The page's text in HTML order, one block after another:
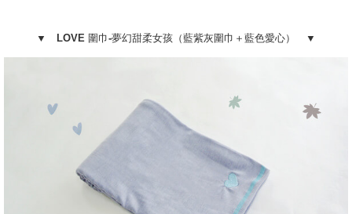
▼ LOVE 圍巾-夢幻甜柔女孩（藍紫灰圍巾＋藍色愛心） ▼